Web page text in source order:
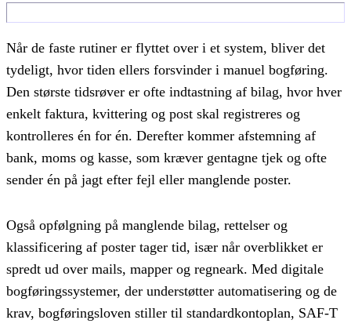
Når de faste rutiner er flyttet over i et system, bliver det
tydeligt, hvor tiden ellers forsvinder i manuel bogføring.
Den største tidsrøver er ofte indtastning af bilag, hvor hver
enkelt faktura, kvittering og post skal registreres og
kontrolleres én for én. Derefter kommer afstemning af
bank, moms og kasse, som kræver gentagne tjek og ofte
sender én på jagt efter fejl eller manglende poster.
Også opfølgning på manglende bilag, rettelser og
klassificering af poster tager tid, især når overblikket er
spredt ud over mails, mapper og regneark. Med digitale
bogføringssystemer, der understøtter automatisering og de
krav, bogføringsloven stiller til standardkontoplan, SAF-T